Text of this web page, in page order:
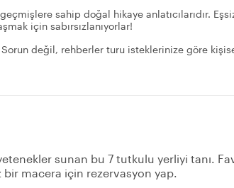
sahip doğal hikaye anlatıcılarıdır.
için sabırsızlanıyorlar!
değil, rehberler turu isteklerinize göre
yetenekler sunan bu 7 tutkulu yerliyi tanı.
macera için rezervasyon yap.